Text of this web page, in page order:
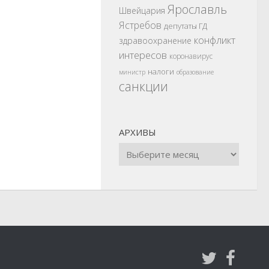
Швейцария Ярославль
Ястребов депутаты ГД
здравоохранение конфликт
интересов коронавирус
министр налоги образование
санкции
АРХИВЫ